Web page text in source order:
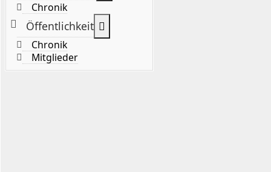
Chronik
Öffentlichkeit
Chronik
Mitglieder